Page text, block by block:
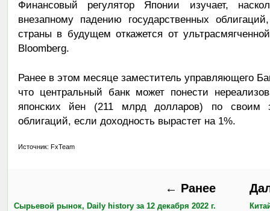
Финансовый регулятор Японии изучает,
внезапному падению государственных
страны в будущем откажется от
Bloomberg.
Ранее в этом месяце заместитель управляющего
что центральный банк может понести
японских йен (211 млрд долларов) по своим
облигаций, если доходность вырастет на 1%.
Источник: FxTeam
← Ранее
Сырьевой рынок, Daily history за 12 декабря 2022 г.